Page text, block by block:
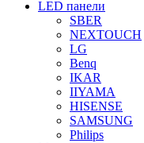
LED панели
SBER
NEXTOUCH
LG
Benq
IKAR
IIYAMA
HISENSE
SAMSUNG
Philips